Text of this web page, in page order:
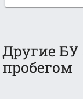
Другие БУ
пробегом